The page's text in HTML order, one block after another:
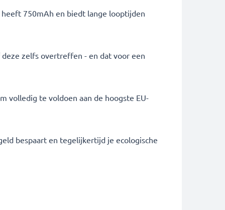
750mAh en biedt lange looptijden
zelfs overtreffen - en dat voor een
volledig te voldoen aan de hoogste EU-
bespaart en tegelijkertijd je ecologische